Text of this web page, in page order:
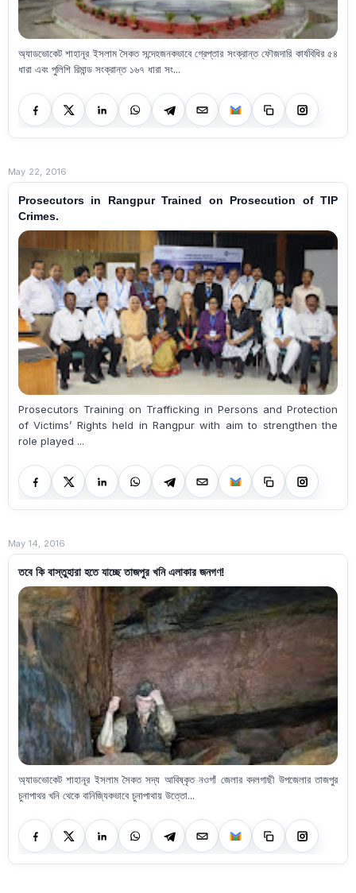
অ্যাডভোকেট শাহানূর ইসলাম সৈকত সন্দেহজনকভাবে গ্রেপ্তার সংক্রান্ত ফৌজদারি কার্যবিধির ৫৪
ধারা এবং পুলিশি রিমান্ড সংক্রান্ত ১৬৭ ধারা সং...
May 22, 2016
Prosecutors in Rangpur Trained on Prosecution of TIP
Crimes.
Prosecutors Training on Trafficking in Persons and Protection
of Victims’ Rights held in Rangpur with aim to strengthen the
role played ...
May 14, 2016
তবে কি বাস্তুহারা হতে যাচ্ছে তাজপুর খনি এলাকার জনগণ!
অ্যাডভোকেট শাহানূর ইসলাম সৈকত সদ্য আবিষ্কৃত নওগাঁ জেলার বদলগাছী উপজেলার তাজপুর
চুনাপাথর খনি থেকে বানিজ্যিকভাবে চুনাপাথায় উত্তো...